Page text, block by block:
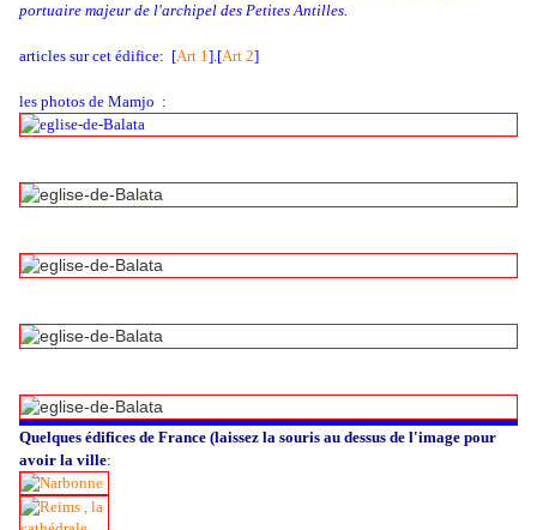
portuaire majeur de l'archipel des Petites Antilles.
articles sur cet édifice: [Art 1].[Art 2]
les photos de Mamjo :
Quelques édifices de France (laissez la souris au dessus de l'image pour
avoir la ville: